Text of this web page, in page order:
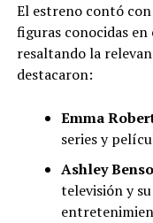
El estreno contó
figuras conocidas
resaltando la
destacaron:
Emma
series y
Ashley
televisión y